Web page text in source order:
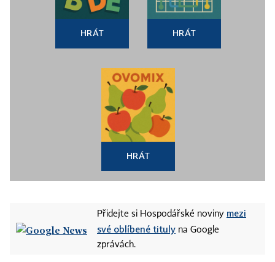
HRÁT HRÁT
HRÁT
Přidejte si Hospodářské noviny mezi
své oblíbené tituly na Google
zprávách.